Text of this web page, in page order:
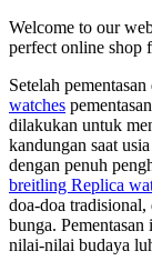
Welcome to our
perfect online shop
Setelah
watches
dilakukan untuk
kandungan saat
dengan penuh
breitling Replica
doa-doa
bunga.
nilai-nilai budaya